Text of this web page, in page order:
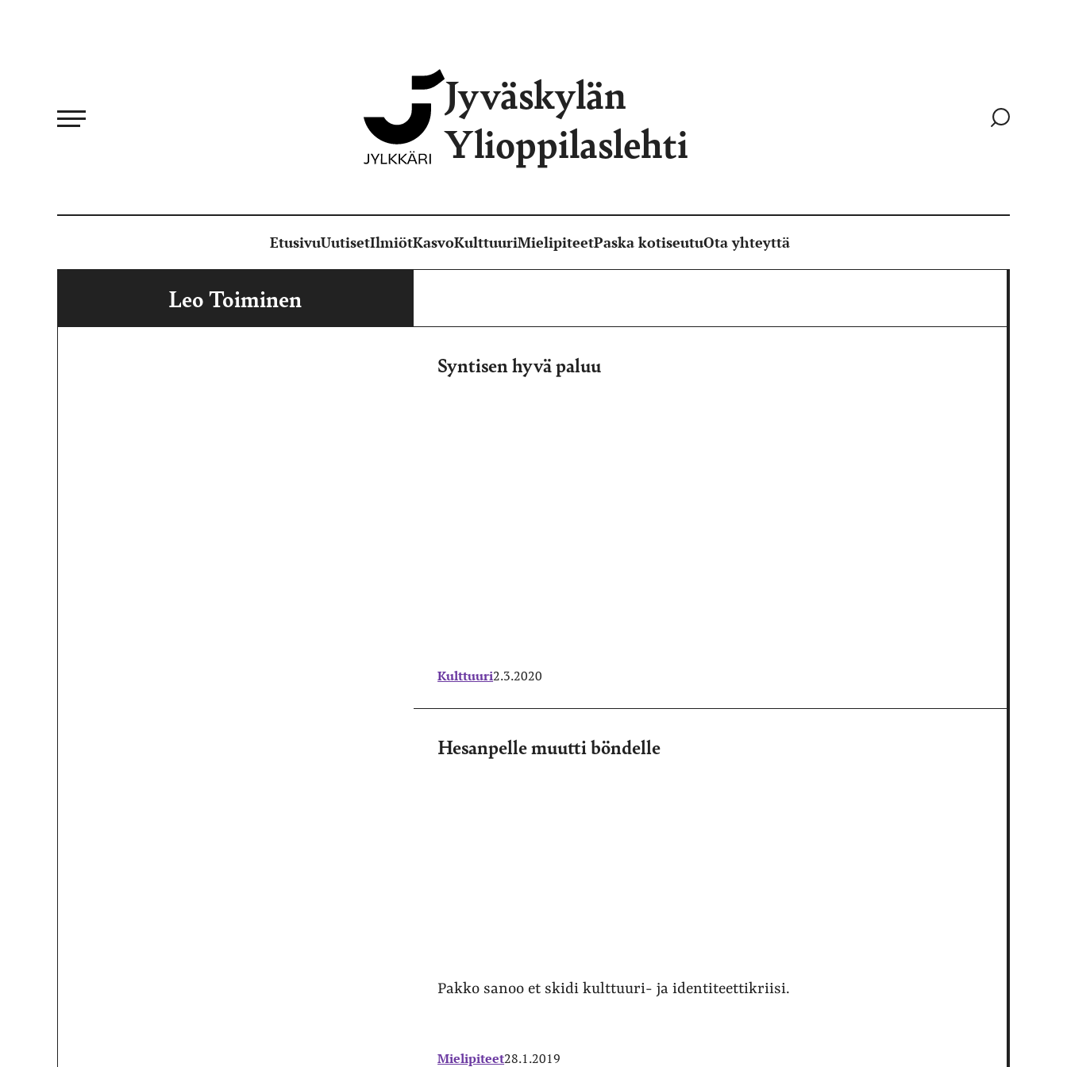
Jyväskylän
Ylioppilaslehti
Siirry
EtusivuUutisetIlmiötKasvoKulttuuriMielipiteetPaska kotiseutuOta yhteyttä
Leo Toiminen
Syntisen hyvä paluu
Kulttuuri2.3.2020
Hesanpelle muutti böndelle
Pakko sanoo et skidi kulttuuri- ja identiteettikriisi.
Mielipiteet28.1.2019